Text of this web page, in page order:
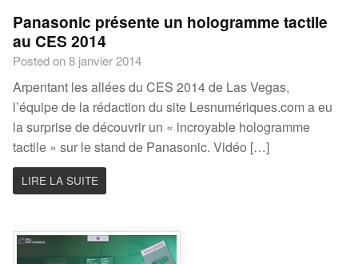
Panasonic présente un hologramme tactile
au CES 2014
Posted on 8 janvier 2014
Arpentant les allées du CES 2014 de Las Vegas,
l’équipe de la rédaction du site Lesnumériques.com a eu
la surprise de découvrir un « incroyable hologramme
tactile » sur le stand de Panasonic. Vidéo […]
LIRE LA SUITE